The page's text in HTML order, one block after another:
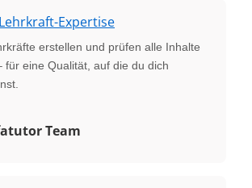
Expertise
erstellen und prüfen alle Inhalte
für eine Qualität, auf die du dich
Team